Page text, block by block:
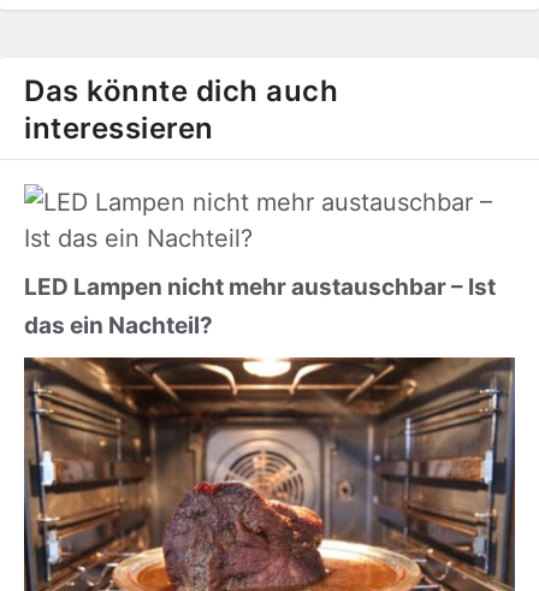
Das könnte dich auch
interessieren
LED Lampen nicht mehr austauschbar – Ist
das ein Nachteil?